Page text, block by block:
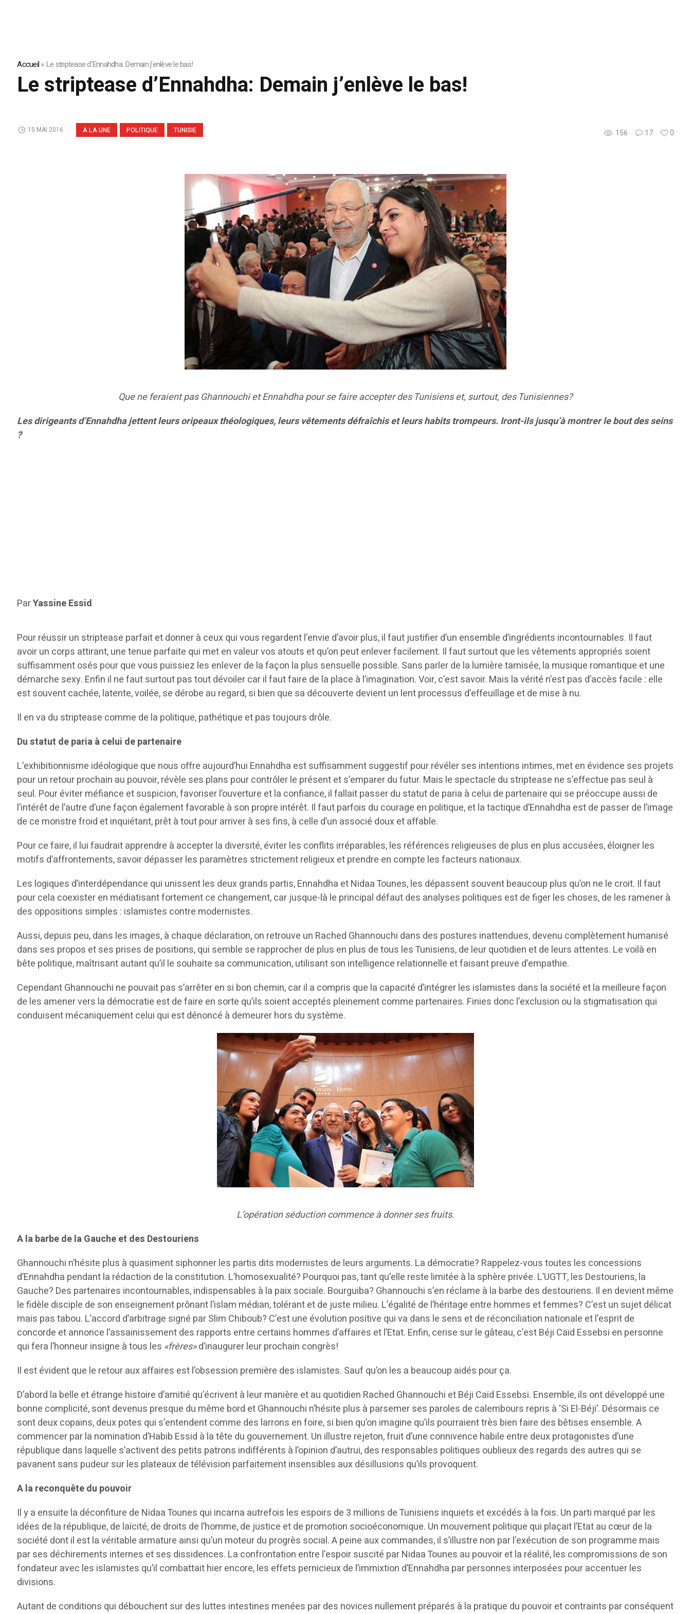
Accueil»Le striptease d’Ennahdha: Demain j’enlève le bas!
Le striptease d’Ennahdha: Demain j’enlève le bas!
A LA UNE POLITIQUE TUNISIE 156 17 0
15 MAI 2016
Que ne feraient pas Ghannouchi et Ennahdha pour se faire accepter des Tunisiens et, surtout, des Tunisiennes?
Les dirigeants d’Ennahdha jettent leurs oripeaux théologiques, leurs vêtements défraîchis et leurs habits trompeurs. Iront-ils jusqu’à montrer le bout des seins
?
ParYassine Essid
Pour réussir un striptease parfait et donner à ceux qui vous regardent l’envie d’avoir plus, il faut justifier d’un ensemble d’ingrédients incontournables. Il faut
avoir un corps attirant, une tenue parfaite qui met en valeur vos atouts et qu’on peut enlever facilement. Il faut surtout que les vêtements appropriés soient
suffisamment osés pour que vous puissiez les enlever de la façon la plus sensuelle possible. Sans parler de la lumière tamisée, la musique romantique et une
démarche sexy. Enfin il ne faut surtout pas tout dévoiler car il faut faire de la place à l’imagination. Voir, c’est savoir. Mais la vérité n’est pas d’accès facile : elle
est souvent cachée, latente, voilée, se dérobe au regard, si bien que sa découverte devient un lent processus d’effeuillage et de mise à nu.
Il en va du striptease comme de la politique, pathétique et pas toujours drôle.
Du statut de paria à celui de partenaire
L’exhibitionnisme idéologique que nous offre aujourd’hui Ennahdha est suffisamment suggestif pour révéler ses intentions intimes, met en évidence ses projets
pour un retour prochain au pouvoir, révèle ses plans pour contrôler le présent et s’emparer du futur. Mais le spectacle du striptease ne s’effectue pas seul à
seul. Pour éviter méfiance et suspicion, favoriser l’ouverture et la confiance, il fallait passer du statut de paria à celui de partenaire qui se préoccupe aussi de
l’intérêt de l’autre d’une façon également favorable à son propre intérêt. Il faut parfois du courage en politique, et la tactique d’Ennahdha est de passer de l’image
de ce monstre froid et inquiétant, prêt à tout pour arriver à ses fins, à celle d’un associé doux et affable.
Pour ce faire, il lui faudrait apprendre à accepter la diversité, éviter les conflits irréparables, les références religieuses de plus en plus accusées, éloigner les
motifs d’affrontements, savoir dépasser les paramètres strictement religieux et prendre en compte les facteurs nationaux.
Les logiques d’interdépendance qui unissent les deux grands partis, Ennahdha et Nidaa Tounes, les dépassent souvent beaucoup plus qu’on ne le croit. Il faut
pour cela coexister en médiatisant fortement ce changement, car jusque-là le principal défaut des analyses politiques est de figer les choses, de les ramener à
des oppositions simples : islamistes contre modernistes.
Aussi, depuis peu, dans les images, à chaque déclaration, on retrouve un Rached Ghannouchi dans des postures inattendues, devenu complètement humanisé
dans ses propos et ses prises de positions, qui semble se rapprocher de plus en plus de tous les Tunisiens, de leur quotidien et de leurs attentes. Le voilà en
bête politique, maîtrisant autant qu’il le souhaite sa communication, utilisant son intelligence relationnelle et faisant preuve d’empathie.
Cependant Ghannouchi ne pouvait pas s’arrêter en si bon chemin, car il a compris que la capacité d’intégrer les islamistes dans la société et la meilleure façon
de les amener vers la démocratie est de faire en sorte qu’ils soient acceptés pleinement comme partenaires. Finies donc l’exclusion ou la stigmatisation qui
conduisent mécaniquement celui qui est dénoncé à demeurer hors du système.
L’opération séduction commence à donner ses fruits.
A la barbe de la Gauche et des Destouriens
Ghannouchi n’hésite plus à quasiment siphonner les partis dits modernistes de leurs arguments. La démocratie? Rappelez-vous toutes les concessions
d’Ennahdha pendant la rédaction de la constitution. L’homosexualité? Pourquoi pas, tant qu’elle reste limitée à la sphère privée. L’UGTT, les Destouriens, la
Gauche? Des partenaires incontournables, indispensables à la paix sociale. Bourguiba? Ghannouchi s’en réclame à la barbe des destouriens. Il en devient même
le fidèle disciple de son enseignement prônant l’islam médian, tolérant et de juste milieu. L’égalité de l’héritage entre hommes et femmes? C’est un sujet délicat
mais pas tabou. L’accord d’arbitrage signé par Slim Chiboub? C’est une évolution positive qui va dans le sens et de réconciliation nationale et l’esprit de
concorde et annonce l’assainissement des rapports entre certains hommes d’affaires et l’Etat. Enfin, cerise sur le gâteau, c’est Béji Caïd Essebsi en personne
qui fera l’honneur insigne à tous les «frères»d’inaugurer leur prochain congrès!
Il est évident que le retour aux affaires est l’obsession première des islamistes. Sauf qu’on les a beaucoup aidés pour ça.
D’abord la belle et étrange histoire d’amitié qu’écrivent à leur manière et au quotidien Rached Ghannouchi et Béji Caïd Essebsi. Ensemble, ils ont développé une
bonne complicité, sont devenus presque du même bord et Ghannouchi n’hésite plus à parsemer ses paroles de calembours repris à ‘Si El-Béji’. Désormais ce
sont deux copains, deux potes qui s’entendent comme des larrons en foire, si bien qu’on imagine qu’ils pourraient très bien faire des bêtises ensemble. A
commencer par la nomination d’Habib Essid à la tête du gouvernement. Un illustre rejeton, fruit d’une connivence habile entre deux protagonistes d’une
république dans laquelle s’activent des petits patrons indifférents à l’opinion d’autrui, des responsables politiques oublieux des regards des autres qui se
pavanent sans pudeur sur les plateaux de télévision parfaitement insensibles aux désillusions qu’ils provoquent.
A la reconquête du pouvoir
Il y a ensuite la déconfiture de Nidaa Tounes qui incarna autrefois les espoirs de 3 millions de Tunisiens inquiets et excédés à la fois. Un parti marqué par les
idées de la république, de laïcité, de droits de l’homme, de justice et de promotion socioéconomique. Un mouvement politique qui plaçait l’Etat au cœur de la
société dont il est la véritable armature ainsi qu’un moteur du progrès social. A peine aux commandes, il s’illustre non par l’exécution de son programme mais
par ses déchirements internes et ses dissidences. La confrontation entre l’espoir suscité par Nidaa Tounes au pouvoir et la réalité, les compromissions de son
fondateur avec les islamistes qu’il combattait hier encore, les effets pernicieux de l’immixtion d’Ennahdha par personnes interposées pour accentuer les
divisions.
Autant de conditions qui débouchent sur des luttes intestines menées par des novices nullement préparés à la pratique du pouvoir et contraints par conséquent